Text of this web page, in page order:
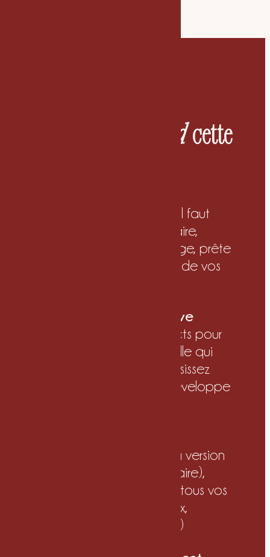
comprendcette
Vous recevez tout ce qu’il faut
pour poser une image claire,
cohérente et à votre image, prête
à déployer sur l’ensemble de vos
Une exploration créative
Deux moodboards distincts pour
explorer la direction visuelle qui
vous ressemble. Vous choisissez
celle qui vous parle, je développe
Votre logo principal et sa version
tampon (marque secondaire),
pensés pour s’adapter à tous vos
usages (enseigne, réseaux,
packaging, papeterie…)